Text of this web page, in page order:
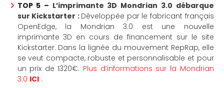
TOP 5 – L’imprimante 3D Mondrian 3.0 débarque
sur Kickstarter : Développée par le fabricant français
OpenEdge, la Mondrian 3.0 est une nouvelle
imprimante 3D en cours de financement sur le site
Kickstarter. Dans la lignée du mouvement RepRap, elle
se veut compacte, robuste et personnalisable et pour
un prix de 1320€. Plus d’informations sur la Mondrian
3.0 ICI: